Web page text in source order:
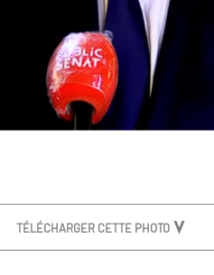
TÉLÉCHARGER CETTE PHOTO